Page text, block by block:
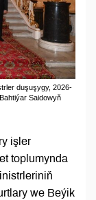
duşuşygy, 2026-
Saidowyň
işler
toplumynda
we Beýik